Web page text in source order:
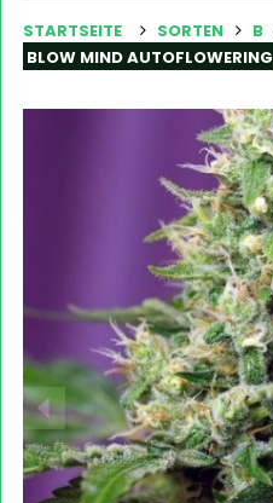
STARTSEITE SORTEN
B
BLOW MIND AUTOFLOWERING